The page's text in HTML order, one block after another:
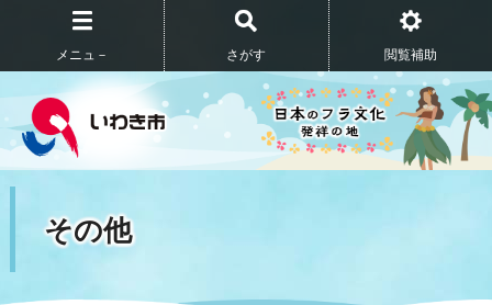
メニュ－ さがす 閲覧補助
その他